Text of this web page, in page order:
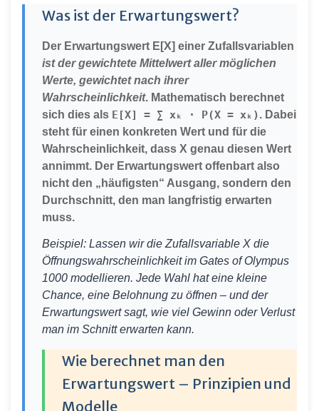
Was ist der Erwartungswert?
Der Erwartungswert E[X] einer Zufallsvariablen
ist der gewichtete Mittelwert aller möglichen
Werte, gewichtet nach ihrer
Wahrscheinlichkeit. Mathematisch berechnet
sich dies als E[X] = ∑ xₖ · P(X = xₖ). Dabei
steht für einen konkreten Wert und für die
Wahrscheinlichkeit, dass X genau diesen Wert
annimmt. Der Erwartungswert offenbart also
nicht den „häufigsten“ Ausgang, sondern den
Durchschnitt, den man langfristig erwarten
muss.
Beispiel: Lassen wir die Zufallsvariable X die
Öffnungswahrscheinlichkeit im Gates of Olympus
1000 modellieren. Jede Wahl hat eine kleine
Chance, eine Belohnung zu öffnen – und der
Erwartungswert sagt, wie viel Gewinn oder Verlust
man im Schnitt erwarten kann.
Wie berechnet man den
Erwartungswert – Prinzipien und
Modelle